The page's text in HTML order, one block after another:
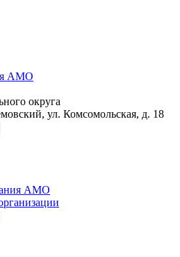
округа
ул. Комсомольская, д. 18
АМО